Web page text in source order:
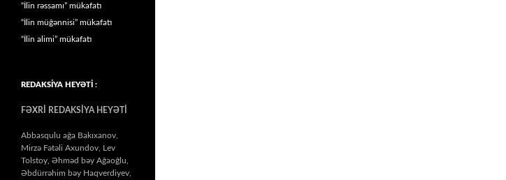
“İlin rəssamı” mükafatı
“İlin müğənnisi” mükafatı
“İlin alimi” mükafatı
REDAKSİYA HEYƏTİ :
FƏXRİ REDAKSİYA HEYƏTİ
Abbasqulu ağa Bakıxanov,
Mirzə Fətəli Axundov, Lev
Tolstoy, Əhməd bəy Ağaoğlu,
Əbdürrəhim bəy Haqverdiyev,